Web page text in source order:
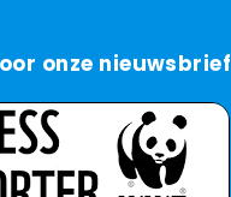
onze nieuwsbrief